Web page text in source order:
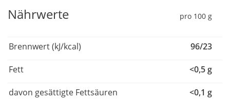
Nährwerte pro 100 g
Brennwert (kJ/kcal) 96/23
Fett <0,5 g
davon gesättigte Fettsäuren <0,1 g